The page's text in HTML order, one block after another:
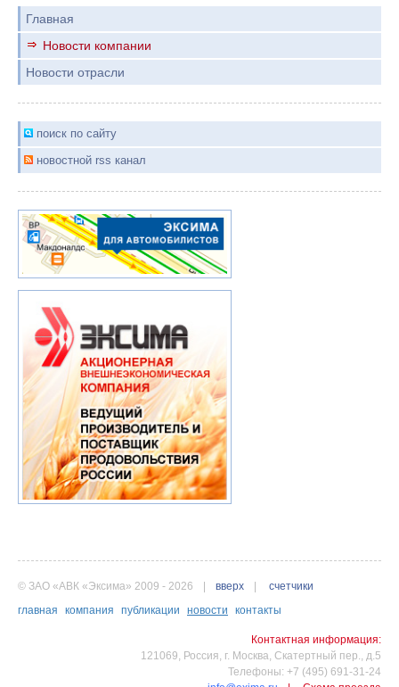
Главная
Новости компании
Новости отрасли
поиск по сайту
новостной rss канал
© ЗАО «АВК «Эксима» 2009 - 2026 вверх
счетчики
главная
компания публикации новости контакты
Контактная информация:
121069, Россия, г. Москва, Скатертный пер., д.5
Телефоны: +7 (495) 691-31-24